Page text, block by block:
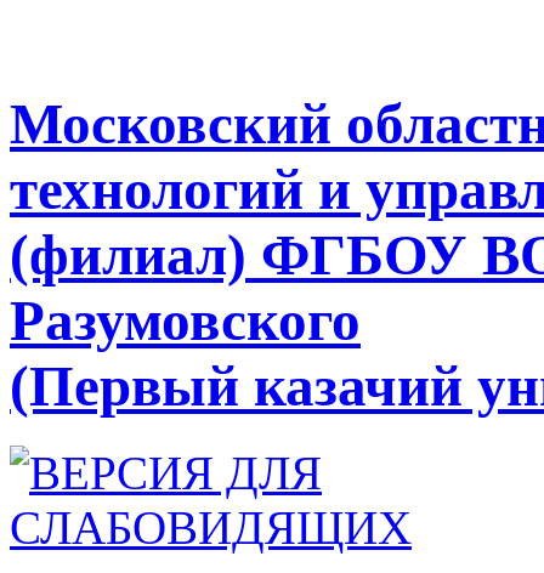
Московский
технологий и
(филиал) ФГБОУ
Разумовского
(Первый казачий